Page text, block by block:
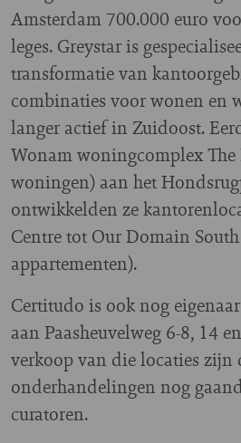
Amsterdam 700.000 euro
leges. Greystar is
transformatie van
combinaties voor wonen en
langer actief in Zuidoost.
Wonam woningcomplex The
woningen) aan het
ontwikkelden ze
Centre tot Our Domain
appartementen).
Certitudo is ook nog
aan Paasheuvelweg 6-8, 14
verkoop van die locaties zijn
onderhandelingen nog
curatoren.